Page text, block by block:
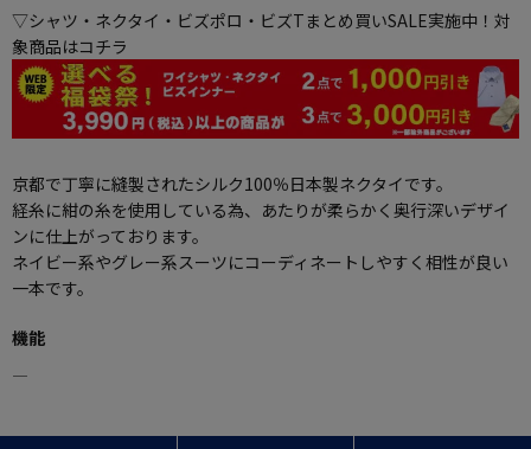
▽シャツ・ネクタイ・ビズポロ・ビズTまとめ買いSALE実施中！対
象商品はコチラ
京都で丁寧に縫製されたシルク100％日本製ネクタイです。
経糸に紺の糸を使用している為、あたりが柔らかく奥行深いデザイ
ンに仕上がっております。
ネイビー系やグレー系スーツにコーディネートしやすく相性が良い
一本です。
機能
―